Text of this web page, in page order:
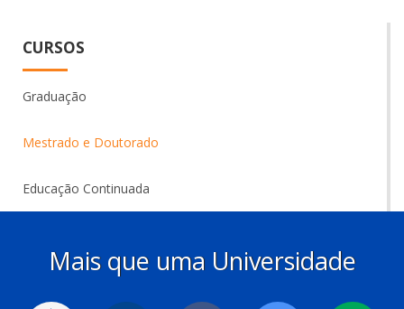
CURSOS
Graduação
Mestrado e Doutorado
Educação Continuada
Mais que uma Universidade